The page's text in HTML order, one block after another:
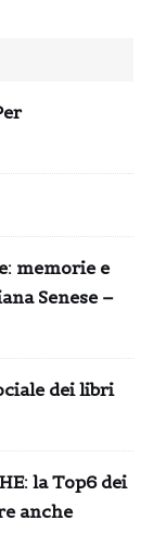
memorie e
Senese –
dei libri
la Top6 dei
anche